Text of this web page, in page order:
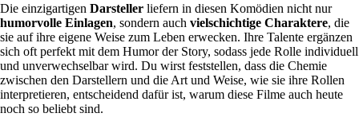
Die einzigartigen Darsteller liefern in diesen Komödien nicht nur
humorvolle Einlagen, sondern auch vielschichtige Charaktere, die
sie auf ihre eigene Weise zum Leben erwecken. Ihre Talente ergänzen
sich oft perfekt mit dem Humor der Story, sodass jede Rolle individuell
und unverwechselbar wird. Du wirst feststellen, dass die Chemie
zwischen den Darstellern und die Art und Weise, wie sie ihre Rollen
interpretieren, entscheidend dafür ist, warum diese Filme auch heute
noch so beliebt sind.